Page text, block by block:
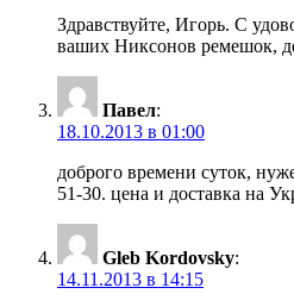
Здравствуйте, Игорь. С
ваших Никсонов ремешок,
Павел:
18.10.2013 в 01:00
доброго времени суток,
51-30. цена и доставка на
Gleb Kordovsky:
14.11.2013 в 14:15